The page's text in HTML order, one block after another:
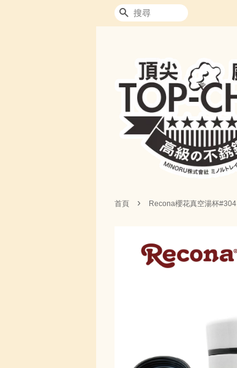
搜尋
首頁 › Recona櫻花真空湯杯#304